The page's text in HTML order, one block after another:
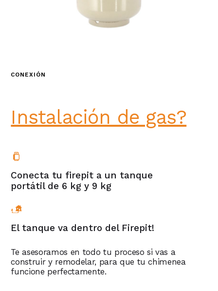
CONEXIÓN
Instalación de gas?
Conecta tu firepit a un tanque
portátil de 6 kg y 9 kg
El tanque va dentro del Firepit!
Te asesoramos en todo tu proceso si vas a
construir y remodelar, para que tu chimenea
funcione perfectamente.